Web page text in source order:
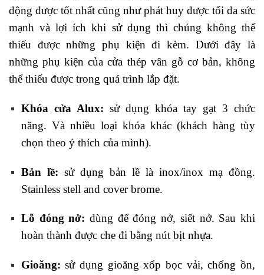
động được tốt nhất cũng như phát huy được tối đa sức
mạnh và lợi ích khi sử dụng thì chúng không thể
thiếu được những phụ kiện đi kèm. Dưới đây là
những phụ kiện của cửa thép vân gỗ cơ bản, không
thể thiếu được trong quá trình lắp đặt.
Khóa cửa Alux: sử dụng khóa tay gạt 3 chức
năng. Và nhiều loại khóa khác (khách hàng tùy
chọn theo ý thích của mình).
Bản lề: sử dụng bản lề là inox/inox mạ đồng.
Stainless stell and cover brome.
Lỗ đóng nở: dùng để đóng nở, siết nở. Sau khi
hoàn thành được che đi bằng nút bịt nhựa.
Gioăng: sử dụng gioăng xốp bọc vải, chống ồn,